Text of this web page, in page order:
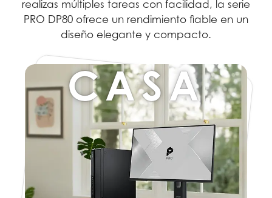
realizas múltiples tareas con facilidad, la serie
PRO DP80 ofrece un rendimiento fiable en un
diseño elegante y compacto.
CASA